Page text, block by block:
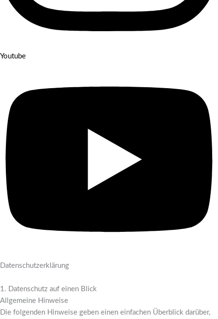
Youtube
Datenschutz­erklärung
1. Datenschutz auf einen Blick
Allgemeine Hinweise
Die folgenden Hinweise geben einen einfachen Überblick darüber,